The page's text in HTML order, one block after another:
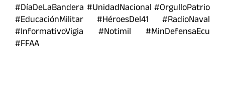
#DíaDeLaBandera #UnidadNacional #OrgulloPatrio
#EducaciónMilitar #HéroesDel41 #RadioNaval
#InformativoVigia #Notimil #MinDefensaEcu
#FFAA